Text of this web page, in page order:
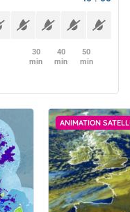
30
min
40
min
50
min
ANIMATION